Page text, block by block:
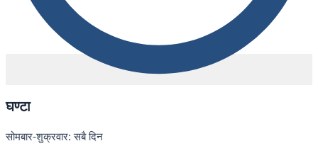
घण्टा
सोमबार-शुक्रवार: सबै दिन